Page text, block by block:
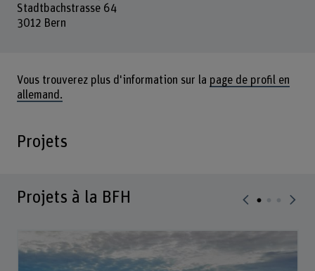
Stadtbachstrasse 64
3012 Bern
Vous trouverez plus d'information sur la page de profil en
allemand.
Projets
Projets à la BFH